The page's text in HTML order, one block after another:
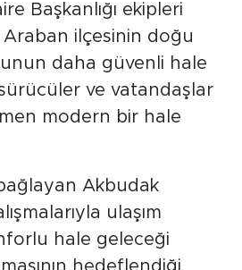
Başkanlığı ekipleri
Araban ilçesinin doğu
daha güvenli hale
ve vatandaşlar
modern bir hale
Akbudak
ulaşım
hale geleceği